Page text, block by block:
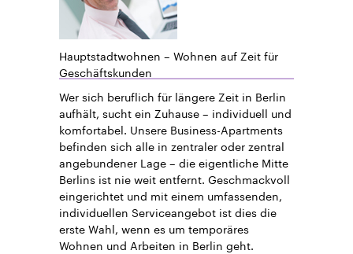
Hauptstadtwohnen – Wohnen auf Zeit für
Geschäftskunden
Wer sich beruflich für längere Zeit in Berlin
aufhält, sucht ein Zuhause – individuell und
komfortabel. Unsere Business-Apartments
befinden sich alle in zentraler oder zentral
angebundener Lage – die eigentliche Mitte
Berlins ist nie weit entfernt. Geschmackvoll
eingerichtet und mit einem umfassenden,
individuellen Serviceangebot ist dies die
erste Wahl, wenn es um temporäres
Wohnen und Arbeiten in Berlin geht.